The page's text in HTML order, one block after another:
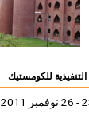
التنفيذية للكومستيك
2011